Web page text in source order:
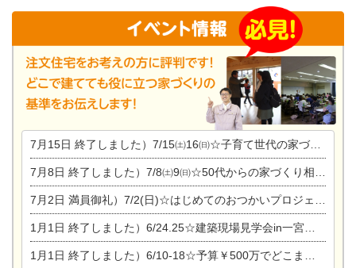
7月15日 終了しました）7/15㈯16㈰☆子育て世代の家づくり相談会
7月8日 終了しました）7/8㈯9㈰☆50代からの家づくり相談会
7月2日 満員御礼）7/2(日)☆はじめてのおつかいプロジェクト
1月1日 終了しました）6/24.25☆建築現場見学会in一宮市木曽川町
1月1日 終了しました）6/10-18☆予算￥500万でどこまでできるの？リフォーム相談会